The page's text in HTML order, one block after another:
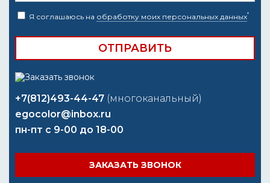
Я соглашаюсь на обработку моих персональных данных*
+7(812)493-44-47 (многоканальный)
egocolor@inbox.ru
пн-пт с 9-00 до 18-00
ЗАКАЗАТЬ ЗВОНОК